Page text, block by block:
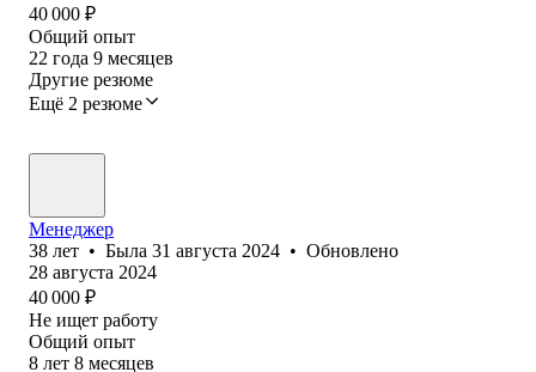
40 000 ₽
Общий опыт
22 года 9 месяцев
Другие резюме
Ещё 2 резюме
Менеджер
38 лет • Была 31 августа 2024 • Обновлено
28 августа 2024
40 000 ₽
Не ищет работу
Общий опыт
8 лет 8 месяцев